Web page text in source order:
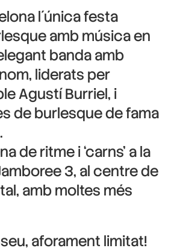
l´única festa
amb música en
banda amb
liderats per
Agustí Burriel, i
de burlesque de fama
de ritme i ‘carns’ a la
3, al centre de
amb moltes més
aforament limitat!